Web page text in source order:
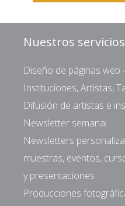
Nuestros servicios
Diseño de páginas web
Instituciones, Artistas,
Difusión de artistas e
Newsletter semanal
Newsletters
muestras, eventos,
y presentaciones
Producciones